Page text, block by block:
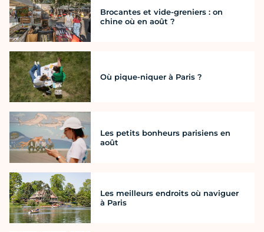
Brocantes et vide-greniers : on
chine où en août ?
Où pique-niquer à Paris ?
Les petits bonheurs parisiens en
août
Les meilleurs endroits où naviguer
à Paris